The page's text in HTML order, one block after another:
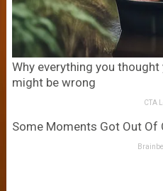
Why everything you
might be wrong
CTA
Some Moments Got Out Of